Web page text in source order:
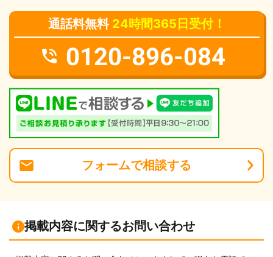
通話料無料 24時間365日受付！
0120-896-084
フォームで相談する
掲載内容に関するお問い合わせ